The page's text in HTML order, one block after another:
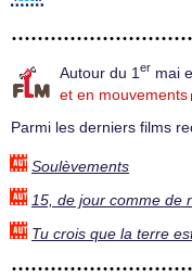
Autour du 1 er mai
et en mouvements
Parmi les derniers films
Soulèvements
15, de jour comme de
Tu crois que la terre